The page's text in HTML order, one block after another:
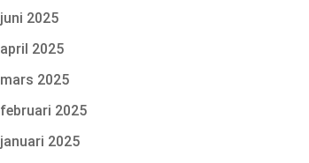
juni 2025
april 2025
mars 2025
februari 2025
januari 2025